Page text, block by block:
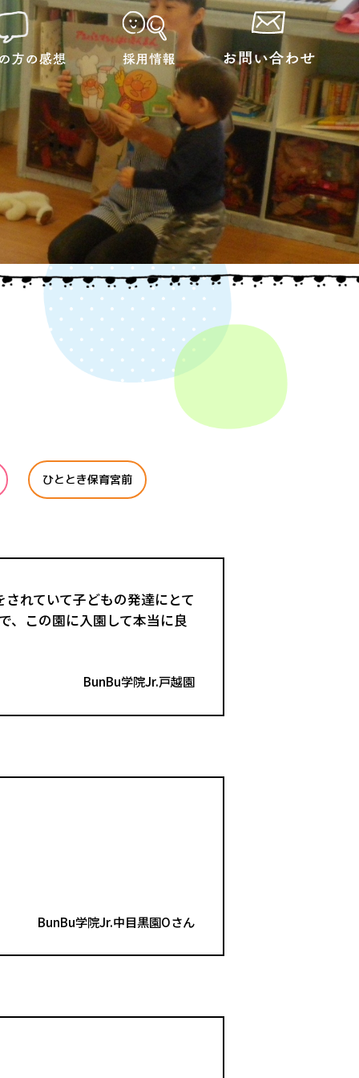
ひととき保育宮前
れていて子どもの発達にとて
、この園に入園して本当に良
BunBu学院Jr.戸越園
BunBu学院Jr.中目黒園Oさん